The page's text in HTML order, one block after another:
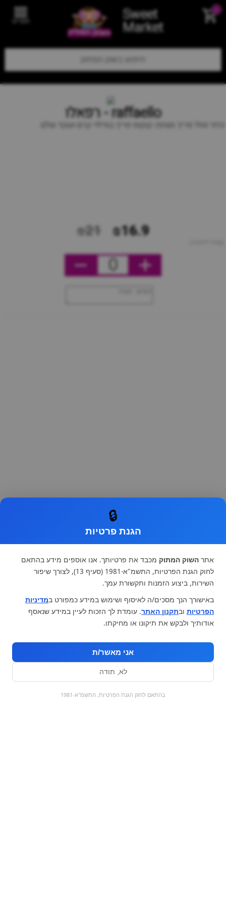
Sweet
Market תפריט
כל המוצרים
0
הקניות שלי מבצעים
raffaello - רפאלו
כדור וופל פריך מצופה קוקוס פריך במילוי קרם ושקד שלם
₪16.9
₪21
0
🔒
הגנת פרטיות
אתר השוק המתוק מכבד את פרטיותך. אנו אוספים מידע בהתאם
לחוק הגנת הפרטיות, התשמ"א-1981 (סעיף 13), לצורך שיפור
השירות, ביצוע הזמנות ותקשורת עמך.
באישורך הנך מסכים/ה לאיסוף ושימוש במידע כמפורט במדיניות
הפרטיות ובתקנון האתר. עומדת לך הזכות לעיין במידע שנאסף
אודותיך ולבקש את תיקונו או מחיקתו.
אני מאשר/ת
לא, תודה
בהתאם לחוק הגנת הפרטיות, התשמ"א-1981